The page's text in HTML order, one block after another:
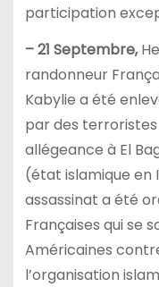
participation
– 21 Septembre,
randonneur
Kabylie a été
par des terroristes
allégeance à El
(état islamique en
assassinat a été
Françaises qui se
Américaines
l’organisation